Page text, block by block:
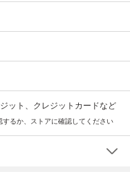
ット、クレジットカードなど
るか、ストアに確認してください